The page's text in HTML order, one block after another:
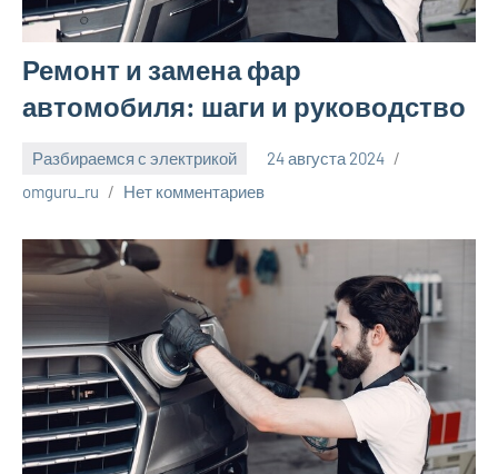
Ремонт и замена фар
автомобиля: шаги и руководство
Разбираемся с электрикой
24 августа 2024
omguru_ru
Нет комментариев